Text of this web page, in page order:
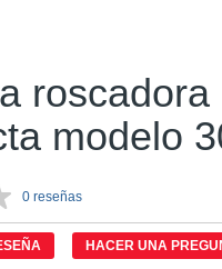
roscadora
modelo
Sin
puntuación.
Enlace
en
0 reseñas
HACER UNA